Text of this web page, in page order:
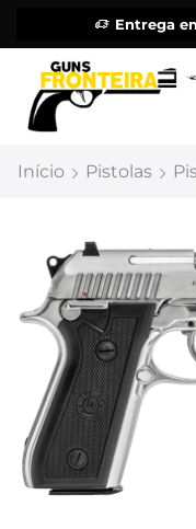
Entrega
Início Pistolas